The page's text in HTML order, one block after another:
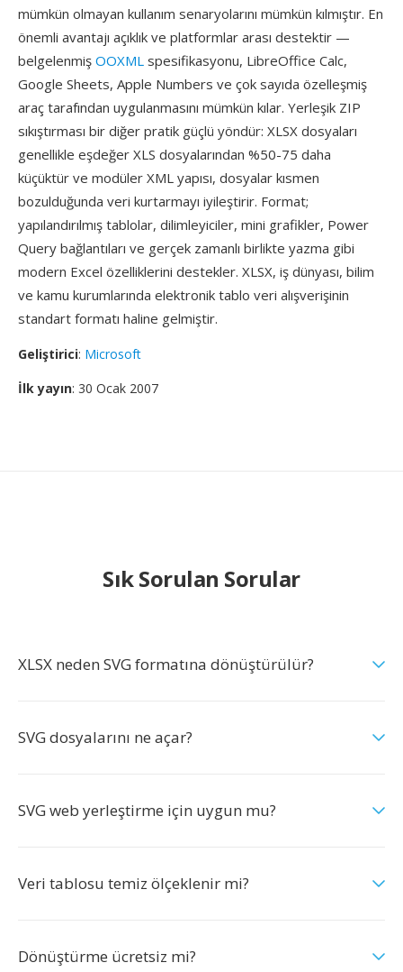
mümkün olmayan kullanım senaryolarını mümkün kılmıştır. En
önemli avantajı açıklık ve platformlar arası destektir —
belgelenmiş OOXML spesifikasyonu, LibreOffice Calc,
Google Sheets, Apple Numbers ve çok sayıda özelleşmiş
araç tarafından uygulanmasını mümkün kılar. Yerleşik ZIP
sıkıştırması bir diğer pratik güçlü yöndür: XLSX dosyaları
genellikle eşdeğer XLS dosyalarından %50-75 daha
küçüktür ve modüler XML yapısı, dosyalar kısmen
bozulduğunda veri kurtarmayı iyileştirir. Format;
yapılandırılmış tablolar, dilimleyiciler, mini grafikler, Power
Query bağlantıları ve gerçek zamanlı birlikte yazma gibi
modern Excel özelliklerini destekler. XLSX, iş dünyası, bilim
ve kamu kurumlarında elektronik tablo veri alışverişinin
standart formatı haline gelmiştir.
Geliştirici: Microsoft
İlk yayın: 30 Ocak 2007
Sık Sorulan Sorular
XLSX neden SVG formatına dönüştürülür?
SVG dosyalarını ne açar?
SVG web yerleştirme için uygun mu?
Veri tablosu temiz ölçeklenir mi?
Dönüştürme ücretsiz mi?